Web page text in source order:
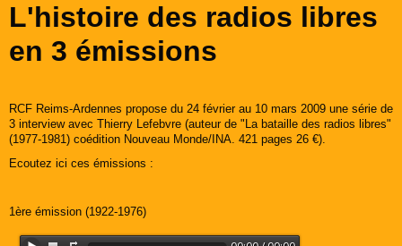
L'histoire des radios libres
en 3 émissions
RCF Reims-Ardennes propose du 24 février au 10 mars 2009 une série de
3 interview avec Thierry Lefebvre (auteur de "La bataille des radios libres"
(1977-1981) coédition Nouveau Monde/INA. 421 pages 26 €).
Ecoutez ici ces émissions :
1ère émission (1922-1976)